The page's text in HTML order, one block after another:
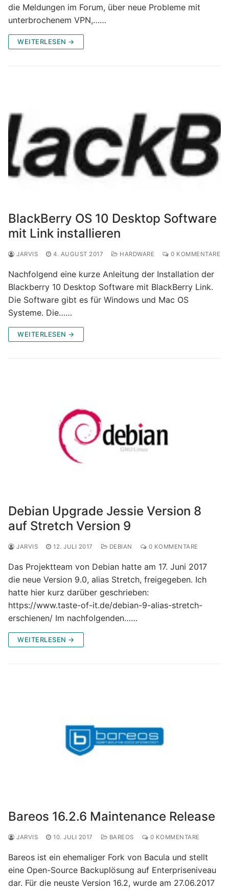
die Meldungen im Forum, über neue Probleme mit
unterbrochenem VPN,……
WEITERLESEN →
BlackBerry OS 10 Desktop Software
mit Link installieren
JARVIS 4. AUGUST 2017 HARDWARE 0 KOMMENTARE
Nachfolgend eine kurze Anleitung der Installation der
Blackberry 10 Desktop Software mit BlackBerry Link.
Die Software gibt es für Windows und Mac OS
Systeme. Die……
WEITERLESEN →
Debian Upgrade Jessie Version 8
auf Stretch Version 9
JARVIS 12. JULI 2017 DEBIAN 0 KOMMENTARE
Das Projektteam von Debian hatte am 17. Juni 2017
die neue Version 9.0, alias Stretch, freigegeben. Ich
hatte hier kurz darüber geschrieben:
https://www.taste-of-it.de/debian-9-alias-stretch-
erschienen/ Im nachfolgenden……
WEITERLESEN →
Bareos 16.2.6 Maintenance Release
JARVIS 10. JULI 2017 BAREOS 0 KOMMENTARE
Bareos ist ein ehemaliger Fork von Bacula und stellt
eine Open-Source Backuplösung auf Enterpriseniveau
dar. Für die neuste Version 16.2, wurde am 27.06.2017